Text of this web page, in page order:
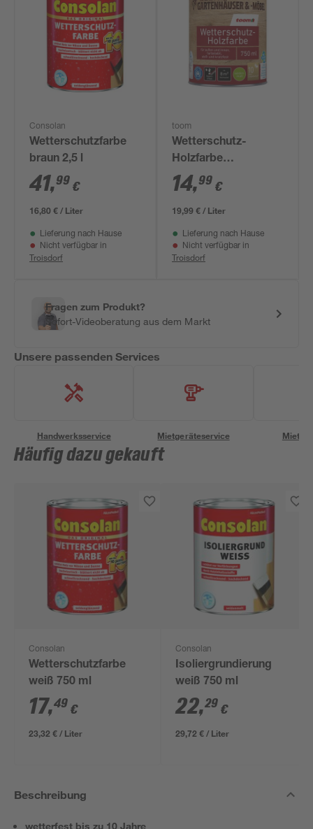
Consolan
Wetterschutzfarbe
braun 2,5 l
41,99 €
16,80 € / Liter
Lieferung nach Hause
Nicht verfügbar in
Troisdorf
toom
Wetterschutz-
Holzfarbe
taubenblau 750 ml
14,99 €
19,99 € / Liter
Lieferung nach Hause
Nicht verfügbar in
Troisdorf
Fragen zum Produkt?
Sofort-Videoberatung aus dem Markt
Unsere passenden Services
Handwerksservice Mietgeräteservice
Häufig dazu gekauft
Consolan
Wetterschutzfarbe
weiß 750 ml
17,49 €
23,32 € / Liter
Consolan
Isoliergrundierung
weiß 750 ml
22,29 €
29,72 € / Liter
Beschreibung
wetterfest bis zu 10 Jahre